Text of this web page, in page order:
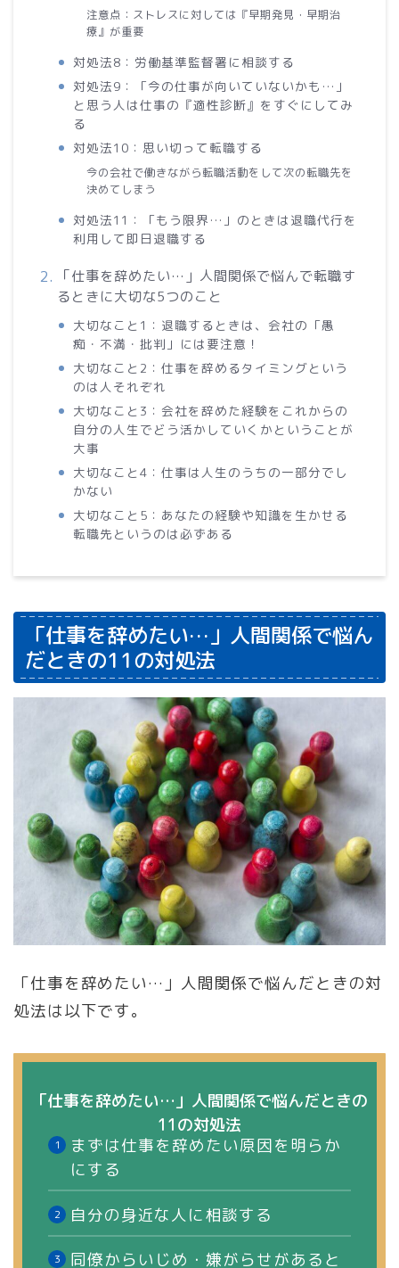
注意点：ストレスに対しては『早期発見・早期治
療』が重要
対処法8：労働基準監督署に相談する
対処法9：「今の仕事が向いていないかも…」
と思う人は仕事の『適性診断』をすぐにしてみ
る
対処法10：思い切って転職する
今の会社で働きながら転職活動をして次の転職先を
決めてしまう
対処法11：「もう限界…」のときは退職代行を
利用して即日退職する
「仕事を辞めたい…」人間関係で悩んで転職す
るときに大切な5つのこと
大切なこと1：退職するときは、会社の「愚
痴・不満・批判」には要注意！
大切なこと2：仕事を辞めるタイミングという
のは人それぞれ
大切なこと3：会社を辞めた経験をこれからの
自分の人生でどう活かしていくかということが
大事
大切なこと4：仕事は人生のうちの一部分でし
かない
大切なこと5：あなたの経験や知識を生かせる
転職先というのは必ずある
「仕事を辞めたい…」人間関係で悩ん
だときの11の対処法
「仕事を辞めたい…」人間関係で悩んだときの対
処法は以下です。
「仕事を辞めたい…」人間関係で悩んだときの
11の対処法
まずは仕事を辞めたい原因を明らか
にする
自分の身近な人に相談する
同僚からいじめ・嫌がらせがあると